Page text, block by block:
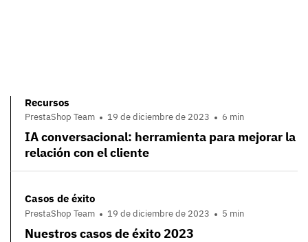
Recursos
PrestaShop Team 19 de diciembre de 2023 6 min
IA conversacional: herramienta para mejorar la
relación con el cliente
Casos de éxito
PrestaShop Team 19 de diciembre de 2023 5 min
Nuestros casos de éxito 2023